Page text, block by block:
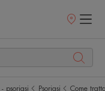
Punti
psoriasi Psoriasi Come